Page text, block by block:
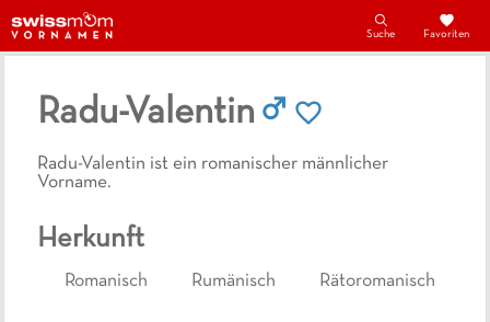
Suche Favoriten
Radu-Valentin
Radu-Valentin ist ein romanischer männlicher
Vorname.
Herkunft
Romanisch Rumänisch Rätoromanisch